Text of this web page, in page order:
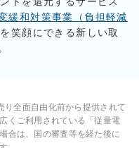
緩和対策事業（負担軽減
笑顔にできる新しい取
り全面自由化前から提供されて
くご利用されている「従量電
合は、国の審査等を経た後に